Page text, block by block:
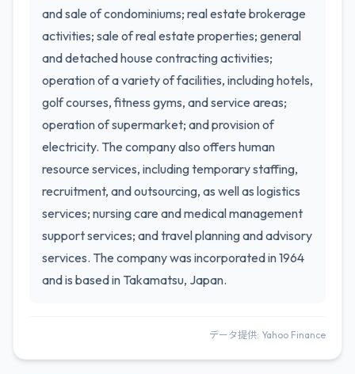
and sale of condominiums; real estate brokerage
activities; sale of real estate properties; general
and detached house contracting activities;
operation of a variety of facilities, including hotels,
golf courses, fitness gyms, and service areas;
operation of supermarket; and provision of
electricity. The company also offers human
resource services, including temporary staffing,
recruitment, and outsourcing, as well as logistics
services; nursing care and medical management
support services; and travel planning and advisory
services. The company was incorporated in 1964
and is based in Takamatsu, Japan.
データ提供: Yahoo Finance